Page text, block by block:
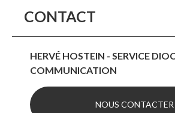
CONTACT
HERVÉ HOSTEIN - SERVICE
COMMUNICATION
NOUS CONTACTER